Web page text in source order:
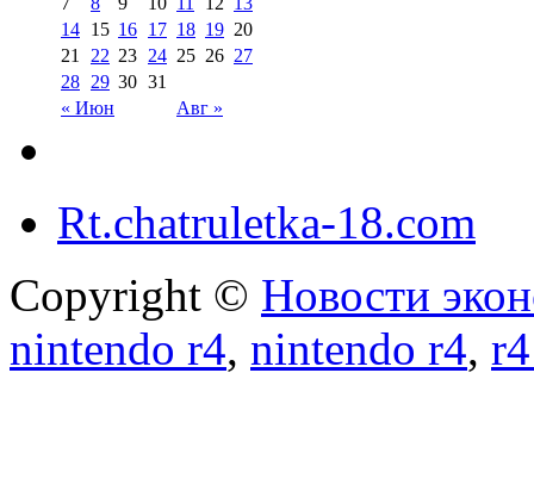
« Июн Авг »
14 15 16 17 18 19 20
21 22 23 24 25 26 27
28 29 30 31
Rt.chatruletka-18.com
Copyright © Новости
nintendo r4, nintendo r4,